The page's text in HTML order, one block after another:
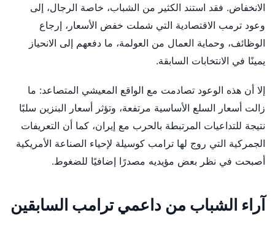
الانخفاض. فقد استند الكثير من الشباب، خاصة الرجال، إلى
وعود ترمب الاقتصادية التي شملت خفض الأسعار، إرجاع
الوظائف، وحماية العمال من العولمة، ما دفعهم إلى الانحياز
يمينًا في الانتخابات السابقة.
إلا أن هذه الوعود تصادمت مع الواقع المعيشي المتصاعد: ما
زالت أسعار السلع الأساسية مرتفعة، وتؤثر أسعار البنزين سلبًا
نتيجة للتداعيات المرتبطة بالحرب مع إيران، كما أن التعريفات
الجمركية التي روج لها ترامب كوسيلة لإحياء الصناعة الأمريكية
أصبحت في نظر بعض مؤيديه مصدرًا إضافيًا للضغوط.
آراء الشباب من داعمي ترامب السابقين